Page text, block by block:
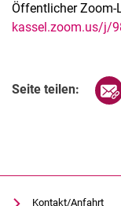
Öffentlicher Zoom-
kassel.zoom.us/j/
Seite teilen:
Kontakt/Anfahrt